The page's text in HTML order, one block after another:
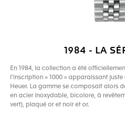
1984 - LA
En 1984, la collection a été
l'inscription « 1000 » apparaissant
Heuer. La gamme se composait alors
en acier inoxydable, bicolore, à
vert), plaqué or et noir et or.